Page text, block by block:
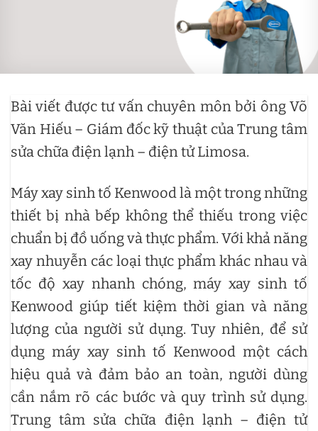
Bài viết được tư vấn chuyên môn bởi ông Võ
Văn Hiếu – Giám đốc kỹ thuật của Trung tâm
sửa chữa điện lạnh – điện tử Limosa.
Máy xay sinh tố Kenwood là một trong những
thiết bị nhà bếp không thể thiếu trong việc
chuẩn bị đồ uống và thực phẩm. Với khả năng
xay nhuyễn các loại thực phẩm khác nhau và
tốc độ xay nhanh chóng, máy xay sinh tố
Kenwood giúp tiết kiệm thời gian và năng
lượng của người sử dụng. Tuy nhiên, để sử
dụng máy xay sinh tố Kenwood một cách
hiệu quả và đảm bảo an toàn, người dùng
cần nắm rõ các bước và quy trình sử dụng.
Trung tâm sửa chữa điện lạnh – điện tử